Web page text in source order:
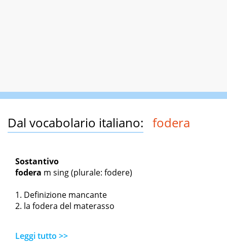
Dal vocabolario italiano: fodera
Sostantivo
fodera m sing(plurale: fodere)
Definizione mancante
la fodera del materasso
Leggi tutto >>